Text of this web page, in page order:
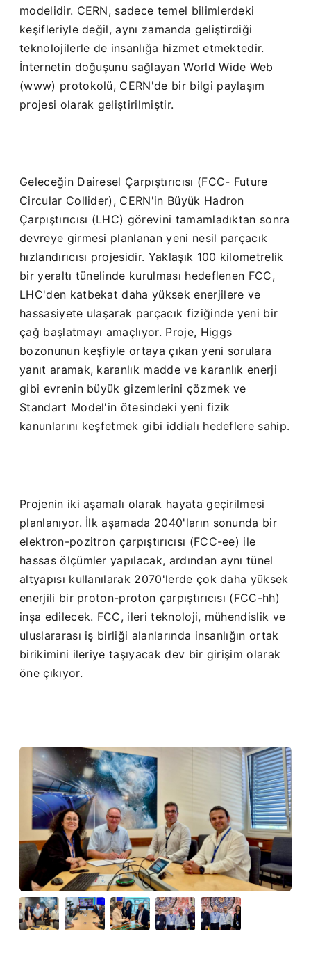
modelidir. CERN, sadece temel bilimlerdeki
keşifleriyle değil, aynı zamanda geliştirdiği
teknolojilerle de insanlığa hizmet etmektedir.
İnternetin doğuşunu sağlayan World Wide Web
(www) protokolü, CERN'de bir bilgi paylaşım
projesi olarak geliştirilmiştir.
Geleceğin Dairesel Çarpıştırıcısı (FCC- Future
Circular Collider), CERN'in Büyük Hadron
Çarpıştırıcısı (LHC) görevini tamamladıktan sonra
devreye girmesi planlanan yeni nesil parçacık
hızlandırıcısı projesidir. Yaklaşık 100 kilometrelik
bir yeraltı tünelinde kurulması hedeflenen FCC,
LHC'den katbekat daha yüksek enerjilere ve
hassasiyete ulaşarak parçacık fiziğinde yeni bir
çağ başlatmayı amaçlıyor. Proje, Higgs
bozonunun keşfiyle ortaya çıkan yeni sorulara
yanıt aramak, karanlık madde ve karanlık enerji
gibi evrenin büyük gizemlerini çözmek ve
Standart Model'in ötesindeki yeni fizik
kanunlarını keşfetmek gibi iddialı hedeflere sahip.
Projenin iki aşamalı olarak hayata geçirilmesi
planlanıyor. İlk aşamada 2040'ların sonunda bir
elektron-pozitron çarpıştırıcısı (FCC-ee) ile
hassas ölçümler yapılacak, ardından aynı tünel
altyapısı kullanılarak 2070'lerde çok daha yüksek
enerjili bir proton-proton çarpıştırıcısı (FCC-hh)
inşa edilecek. FCC, ileri teknoloji, mühendislik ve
uluslararası iş birliği alanlarında insanlığın ortak
birikimini ileriye taşıyacak dev bir girişim olarak
öne çıkıyor.